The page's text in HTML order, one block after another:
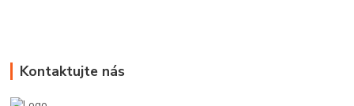
Kontaktujte nás